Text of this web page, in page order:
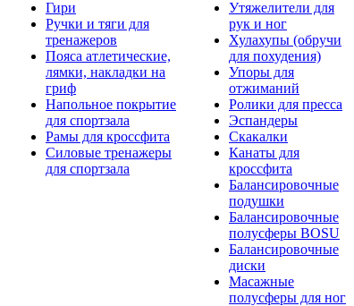
Гири
Ручки и тяги для
тренажеров
Пояса атлетические,
лямки, накладки на
гриф
Напольное покрытие
для спортзала
Рамы для кроссфита
Силовые тренажеры
для спортзала
Утяжелители для
рук и ног
Хулахупы (обручи
для похудения)
Упоры для
отжиманий
Ролики для пресса
Эспандеры
Скакалки
Канаты для
кроссфита
Балансировочные
подушки
Балансировочные
полусферы BOSU
Балансировочные
диски
Масажные
полусферы для ног